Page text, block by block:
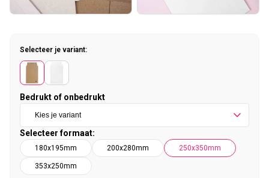
Selecteer je variant:
Bedrukt of onbedrukt
Selecteer formaat:
180x195mm 200x280mm 250x350mm
353x250mm